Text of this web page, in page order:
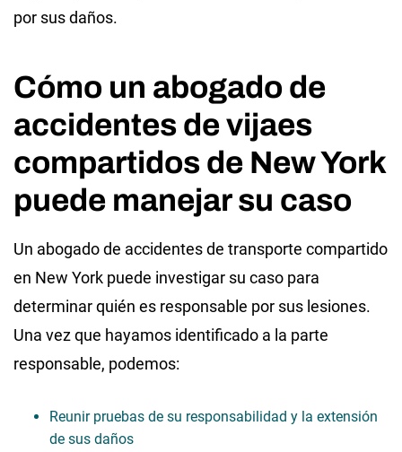
por sus daños.
Cómo un abogado de
accidentes de vijaes
compartidos de New York
puede manejar su caso
Un abogado de accidentes de transporte compartido
en New York puede investigar su caso para
determinar quién es responsable por sus lesiones.
Una vez que hayamos identificado a la parte
responsable, podemos:
Reunir pruebas de su responsabilidad y la extensión
de sus daños